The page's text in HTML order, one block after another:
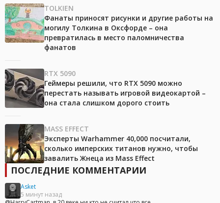
TOLKIEN
Фанаты приносят рисунки и другие работы на
могилу Толкина в Оксфорде – она
превратилась в место паломничества
фанатов
RTX 5090
Геймеры решили, что RTX 5090 можно
перестать называть игровой видеокартой –
она стала слишком дорого стоить
MASS EFFECT
Эксперты Warhammer 40,000 посчитали,
сколько имперских титанов нужно, чтобы
завалить Жнеца из Mass Effect
ПОСЛЕДНИЕ КОММЕНТАРИИ
Asket
5 минут назад